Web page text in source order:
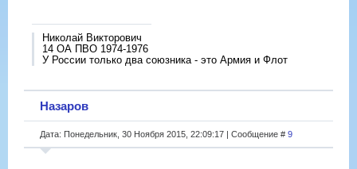
Николай Викторович
14 ОА ПВО 1974-1976
У России только два союзника - это Армия и Флот
Назаров
Дата: Понедельник, 30 Ноября 2015, 22:09:17 | Сообщение # 9